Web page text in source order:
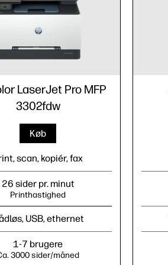
LaserJet Pro MFP
3302fdw
Køb
scan, kopiér, fax
26 sider pr. minut
Printhastighed
USB, ethernet
1-7 brugere
3000 sider/måned